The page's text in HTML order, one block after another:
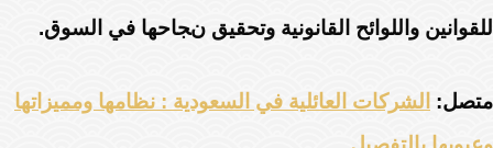
للقوانين واللوائح القانونية وتحقيق نجاحها في السوق.
متصل: الشركات العائلية في السعودية : نظامها ومميزاتها